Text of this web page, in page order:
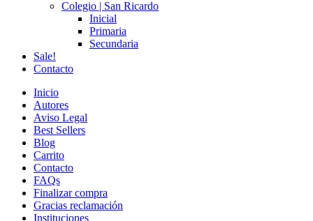
Colegio | San Ricardo
Inicial
Primaria
Secundaria
Sale!
Contacto
Inicio
Autores
Aviso Legal
Best Sellers
Blog
Carrito
Contacto
FAQs
Finalizar compra
Gracias reclamación
Instituciones